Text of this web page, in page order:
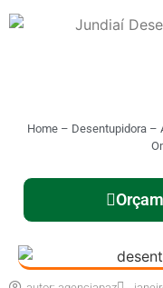
Home– Desentupidora–